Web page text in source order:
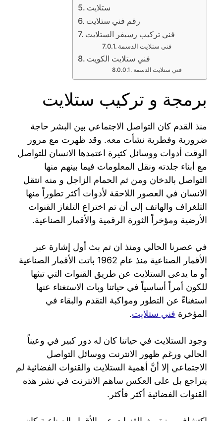
ستلايت
رقم فني ستلايت
فني تركيب رسيفر الستلايت
فني ستلايت الدسمة
فني ستلايت الكويت
فني ستلايت الدسمة
برمجة و تركيب ستلايت
منذ القدم كان التواصل الاجتماعي بين البشر حاجة
ضرورية وفطرية نشأت معه. وقد ظهرت مع مرور
الوقت أدوات ووسائل كثيرة اعتمدها الانسان للتواصل
مع أبناء جلدته ونقل المعلومات فيما بينهم منها
التواصل بالدخان ومن ثم الحمام الزاجل و منه انتقل
الانسان في العصور اللاحقة لأدوات أكثر تطوراً منها
التلغراف والهاتف إلى أن تم اختراع التلفاز القنوات
الأرضية ومؤخراً الثورة الرقمية والأقمار الصناعية.
في عصرنا الحالي ومنذ ان تم بث أول إشارة عبر
الأقمار الصناعية منذ عام 1962 باتت الأقمار الصناعية
أو ما يدعى الستلايت عن طريق القنوات التي تبثها
للكون أمراً أساسياً في حياتنا وبات الاستغناء عنها
استغناءً عن التطور ومواكبة التقدم والبقاء في
المؤخرة فني ستلايت.
وجود الستلايت في حياتنا كان له دور كبير في وعيناً
الحالي ورغم ظهور الانترنت ووسائل التواصل
الاجتماعي إلا أنَّ أهمية الستلايت والقنوات الفضائية لم
يتراجع بل على العكس ساهم الانترنت في نشر هذه
القنوات الفضائية أكثر فأكثر.